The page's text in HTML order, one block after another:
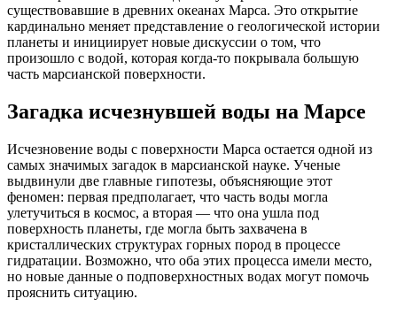
существовавшие в древних океанах Марса. Это открытие
кардинально меняет представление о геологической истории
планеты и инициирует новые дискуссии о том, что
произошло с водой, которая когда-то покрывала большую
часть марсианской поверхности.
Загадка исчезнувшей воды на Марсе
Исчезновение воды с поверхности Марса остается одной из
самых значимых загадок в марсианской науке. Ученые
выдвинули две главные гипотезы, объясняющие этот
феномен: первая предполагает, что часть воды могла
улетучиться в космос, а вторая — что она ушла под
поверхность планеты, где могла быть захвачена в
кристаллических структурах горных пород в процессе
гидратации. Возможно, что оба этих процесса имели место,
но новые данные о подповерхностных водах могут помочь
прояснить ситуацию.